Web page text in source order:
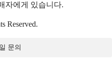
자에게 있습니다.
Reserved.
문의